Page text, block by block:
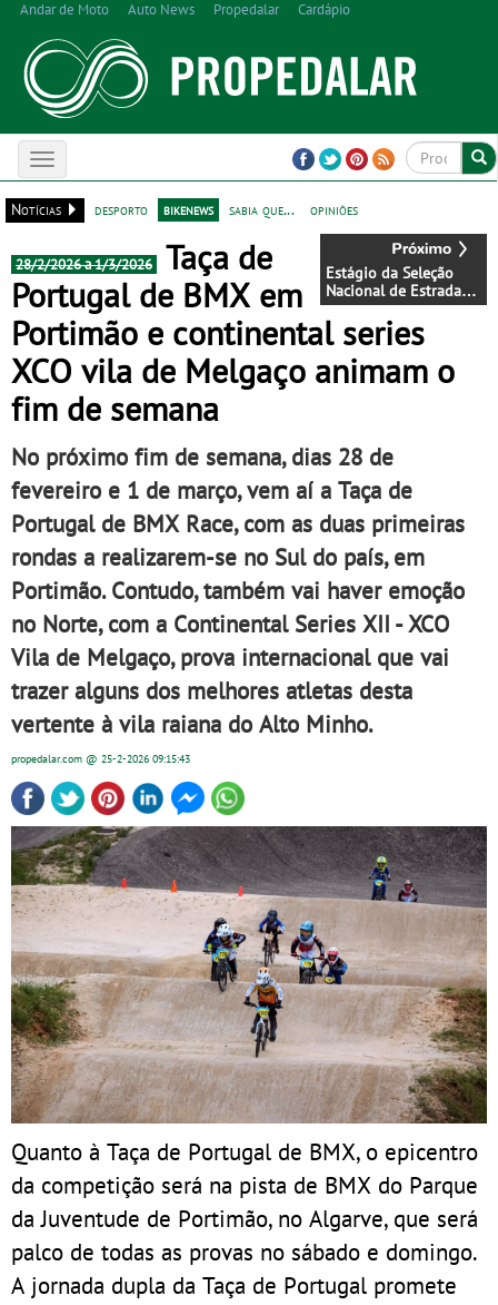
Andar de Moto Auto News Propedalar Cardápio
Toggle
navigation
Notícias
desporto bikenews sabia que... opiniões
Estágio da Seleção
Nacional de Estrada
Sub-17 reforça coesão
e espírito de equipa
28/2/2026 a 1/3/2026
Taça de
Portugal de BMX em
Portimão e continental series
XCO vila de Melgaço animam o
fim de semana
No próximo fim de semana, dias 28 de
fevereiro e 1 de março, vem aí a Taça de
Portugal de BMX Race, com as duas primeiras
rondas a realizarem-se no Sul do país, em
Portimão. Contudo, também vai haver emoção
no Norte, com a Continental Series XII - XCO
Vila de Melgaço, prova internacional que vai
trazer alguns dos melhores atletas desta
vertente à vila raiana do Alto Minho.
propedalar.com @ 25-2-2026 09:15:43
Quanto à Taça de Portugal de BMX, o epicentro
da competição será na pista de BMX do Parque
da Juventude de Portimão, no Algarve, que será
palco de todas as provas no sábado e domingo.
A jornada dupla da Taça de Portugal promete